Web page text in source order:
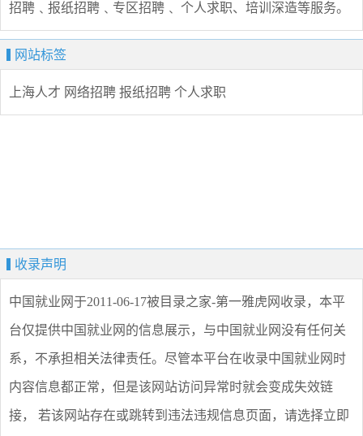
招聘﹑报纸招聘﹑专区招聘﹑ 个人求职、培训深造等服务。
网站标签
上海人才 网络招聘 报纸招聘 个人求职
收录声明
中国就业网 于2011-06-17被目录之家-第一雅虎网收录，本平
台仅提供中国就业网 的信息展示，与中国就业网没有任何关
系，不承担相关法律责任。尽管本平台在收录中国就业网 时
内容信息都正常，但是该网站访问异常时就会变成失效链
接， 若该网站存在或跳转到违法违规信息页面，请选择立即